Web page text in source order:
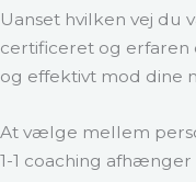
Uanset hvilken vej du
certificeret og erfaren
og effektivt mod dine
At vælge mellem
1-1 coaching